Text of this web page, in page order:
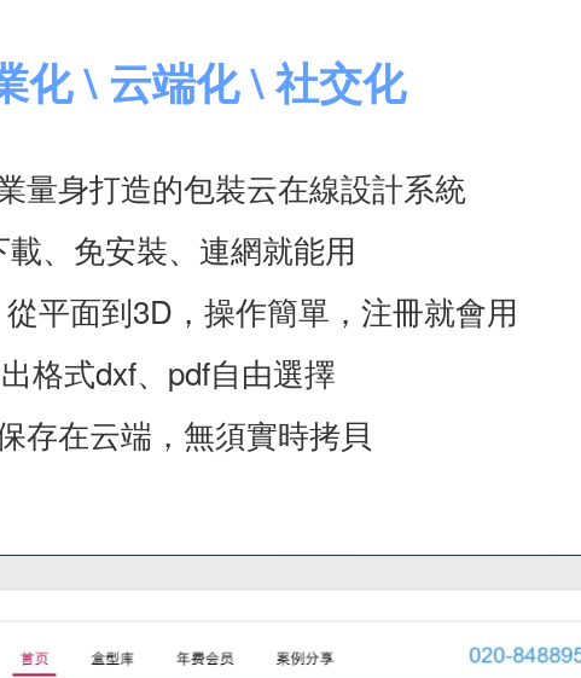
化 \ 云端化 \ 社交化
量身打造的包裝云在線設計系統
載、免安裝、連網就能用
平面到3D，操作簡單，注冊就會用
格式dxf、pdf自由選擇
存在云端，無須實時拷貝